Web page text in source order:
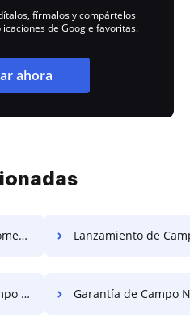
fírmalos y compártelos
de Google favoritas.
ahora
Lanzamiento de Campo Requisito
Garantía de Campo Necesaria para